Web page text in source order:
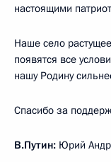
настоящими
Наше село
появятся все
нашу Родину
Спасибо за
В.Путин: Юрий